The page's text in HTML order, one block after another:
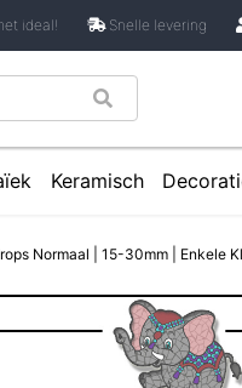
ideal! Snelle levering
steentjes 2 cm
steentjes Pixel 8 mm
steentjes Rond
steentjes
Keramisch
Keramische
Keramische Cirkels
Keramische
Keramische
Normaal | 15-30mm | Enkele